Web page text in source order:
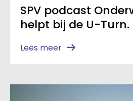
SPV podcast
helpt bij de U-Turn.
Lees meer